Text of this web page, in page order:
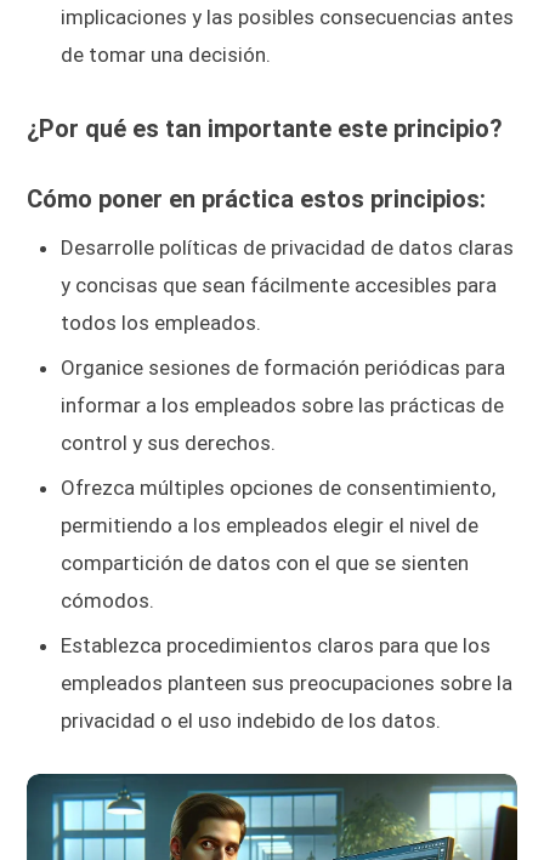
implicaciones y las posibles consecuencias antes
de tomar una decisión.
¿Por qué es tan importante este principio?
Cómo poner en práctica estos principios:
Desarrolle políticas de privacidad de datos claras
y concisas que sean fácilmente accesibles para
todos los empleados.
Organice sesiones de formación periódicas para
informar a los empleados sobre las prácticas de
control y sus derechos.
Ofrezca múltiples opciones de consentimiento,
permitiendo a los empleados elegir el nivel de
compartición de datos con el que se sienten
cómodos.
Establezca procedimientos claros para que los
empleados planteen sus preocupaciones sobre la
privacidad o el uso indebido de los datos.